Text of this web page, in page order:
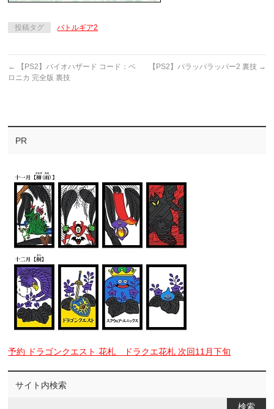
投稿タグ バトルギア2
←
【PS2】バイオハザード コード：ベ
ロニカ 完全版 裏技
【PS2】パラッパラッパー2 裏技 →
PR
予約 ドラゴンクエスト 花札 ドラクエ花札 次回11月下旬
サイト内検索